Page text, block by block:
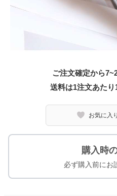
ご注文確定から
送料は1注文あたり
お気に入
購入時
必ず購入前にお